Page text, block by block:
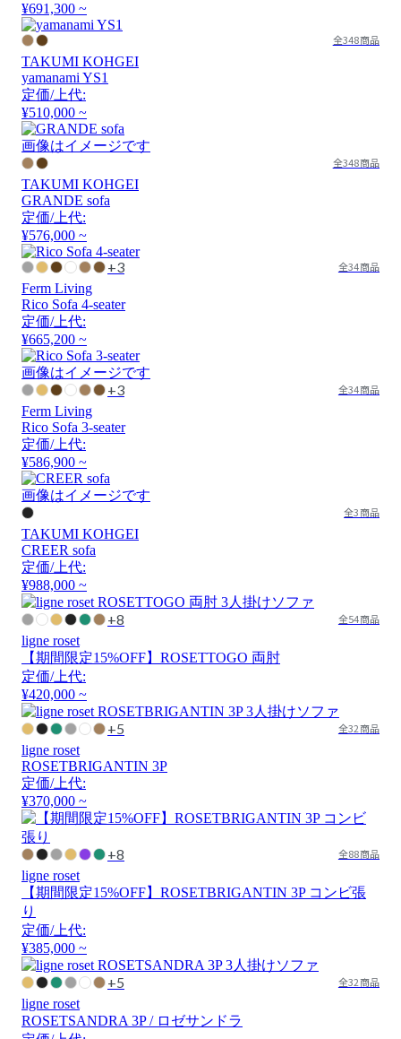
¥691,300 ~
全348商品
TAKUMI KOHGEI
yamanami YS1
定価/上代:
¥510,000 ~
画像はイメージです
全348商品
TAKUMI KOHGEI
GRANDE sofa
定価/上代:
¥576,000 ~
+3 全34商品
Ferm Living
Rico Sofa 4-seater
定価/上代:
¥665,200 ~
画像はイメージです
+3 全34商品
Ferm Living
Rico Sofa 3-seater
定価/上代:
¥586,900 ~
画像はイメージです
全3商品
TAKUMI KOHGEI
CREER sofa
定価/上代:
¥988,000 ~
+8 全54商品
ligne roset
【期間限定15%OFF】ROSETTOGO 両肘
定価/上代:
¥420,000 ~
+5 全32商品
ligne roset
ROSETBRIGANTIN 3P
定価/上代:
¥370,000 ~
+8 全88商品
ligne roset
【期間限定15%OFF】ROSETBRIGANTIN 3P コンビ張
り
定価/上代:
¥385,000 ~
+5 全32商品
ligne roset
ROSETSANDRA 3P / ロゼサンドラ